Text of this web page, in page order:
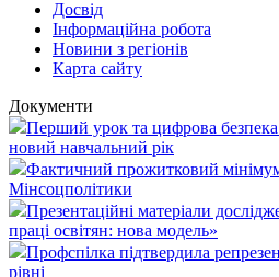
Досвід
Інформаційна робота
Новини з регіонів
Карта сайту
Документи
Перший урок та цифрова
новий навчальний рік
Фактичний прожитковий
Мінсоцполітики
Презентаційні матеріали
праці освітян: нова модель»
Профспілка підтвердила
рівні